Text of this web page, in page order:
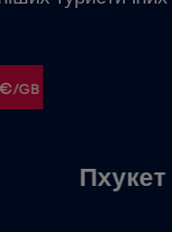
/GB
Пхукет